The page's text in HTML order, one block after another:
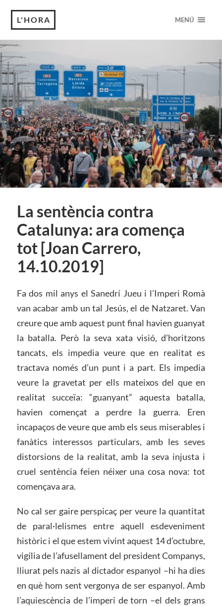
L'HORA MENÚ
La sentència contra
Catalunya: ara comença
tot [Joan Carrero,
14.10.2019]
Fa dos mil anys el Sanedrí Jueu i l’Imperi Romà
van acabar amb un tal Jesús, el de Natzaret. Van
creure que amb aquest punt final havien guanyat
la batalla. Però la seva xata visió, d’horitzons
tancats, els impedia veure que en realitat es
tractava només d’un punt i a part. Els impedia
veure la gravetat per ells mateixos del que en
realitat succeïa: “guanyant” aquesta batalla,
havien començat a perdre la guerra. Eren
incapaços de veure que amb els seus miserables i
fanàtics interessos particulars, amb les seves
distorsions de la realitat, amb la seva injusta i
cruel sentència feien néixer una cosa nova: tot
començava ara.
No cal ser gaire perspicaç per veure la quantitat
de paral·lelismes entre aquell esdeveniment
històric i el que estem vivint aquest 14 d’octubre,
vigília de l’afusellament del president Companys,
lliurat pels nazis al dictador espanyol –hi ha dies
en què hom sent vergonya de ser espanyol. Amb
l’aquiescència de l’imperi de torn –el dels grans